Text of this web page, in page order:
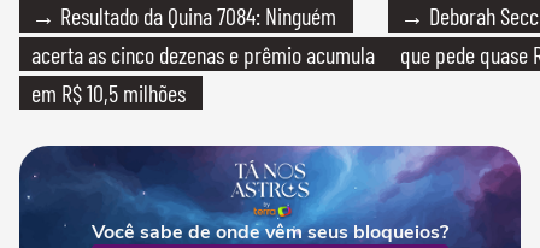
→ Resultado da Quina 7084: Ninguém
acerta as cinco dezenas e prêmio acumula
em R$ 10,5 milhões
→ Deborah
que pede quase
Você sabe de onde vêm seus bloqueios?